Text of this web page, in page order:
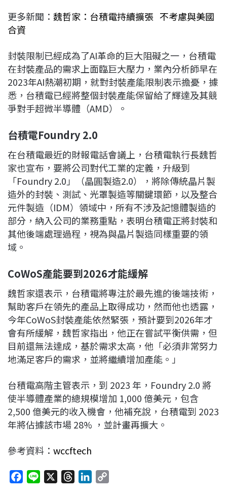
更多新聞： 魏哲家：台積電持續擴張 不考慮與美國
合資
封裝限制已經成為了AI革命的巨大阻礙之一，台積電
在封裝產品的需求上面臨巨大壓力，業內分析師早在
2023年AI熱潮初期，就對封裝產能限制表示擔憂，據
悉，台積電已經將整個封裝產能保留給了輝達及其競
爭對手超微半導體（AMD）。
台積電Foundry 2.0
在台積電最近的財報電話會議上，台積電執行長魏哲
家也宣布，要將公司對代工業的定義，升級到
「Foundry 2.0」（晶圓製造2.0），將除傳統晶片製
造外的封裝、測試、光罩製造等關鍵環節，以及整合
元件製造（IDM）領域中，所有不涉及記憶體製造的
部分，納入公司的業務重點，表明台積電正將封裝和
其他後端處理過程，視為與晶片製造同樣重要的領
域。
CoWoS產能要到2026才能緩解
魏哲家還表示，台積電將專注於最先進的後端技術，
幫助客戶在領先的產品上取得成功，然而他也透露，
今年CoWoS封裝產能依然緊張，預計要到2026年才
會有所緩解，魏哲家指出，他正在嘗試平衡供需，但
目前還無法達成，基於需求太高，他「必須非常努力
地滿足客戶的需求，並將繼續增加產能。」
台積電高階主管表示，到 2023 年，Foundry 2.0 將
使半導體產業的總規模增加 1,000 億美元，包含
2,500 億美元的收入機會，他補充說，台積電到 2023
年將佔據該市場 28% ，並計畫再擴大。
參考資料： wccftech